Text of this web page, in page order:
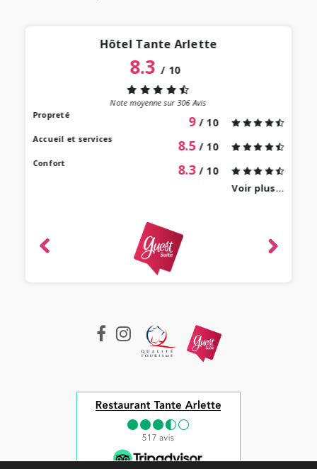
Hôtel Tante Arlette
8.3/ 10
Note moyenne sur306Avis
Propreté
9 / 10
Accueil et services 8.5 / 10
Confort 8.3 / 10
Voir plus...